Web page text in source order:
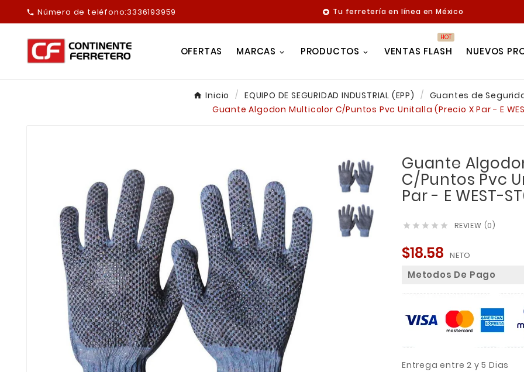
 Número de teléfono:3336193959  Tu ferretería en línea en México
OFERTAS MARCAS PRODUCTOS VENTAS FLASH
HOT
NUEVOS
Inicio EQUIPO DE SEGURIDAD INDUSTRIAL (EPP)
Guantes de
Guante Algodon Multicolor C/Puntos Pvc Unitalla (Precio X Par - E
Guante
C/Puntos Pvc
Par - E WEST-
     REVIEW (0)
$18.58 NETO
Metodos De Pago
Entrega entre 2 y 5 Dias